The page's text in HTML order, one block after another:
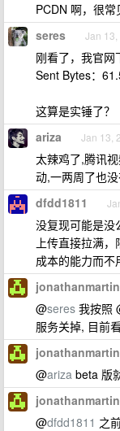
PCDN 啊，很常
seres Jan 13,
刚看了，我官网
Sent Bytes：
这算是实锤了？
ariza Jan 13,
太辣鸡了,腾讯
动,一两周了也
dfdd1811
没复现可能是没
上传直接拉满
成本的能力而不
@seres 我按照
服务关掉, 目前
@ariza beta 版
@dfdd1811 之